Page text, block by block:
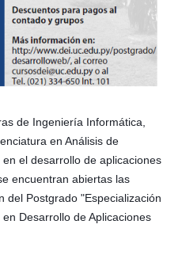
de Ingeniería Informática,
en Análisis de
el desarrollo de aplicaciones
encuentran abiertas las
del Postgrado "Especialización
Desarrollo de Aplicaciones